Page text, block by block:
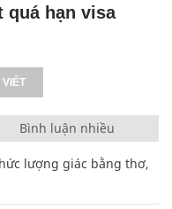
quá hạn visa
VIẾT
Bình luận nhiều
lượng giác bằng thơ,